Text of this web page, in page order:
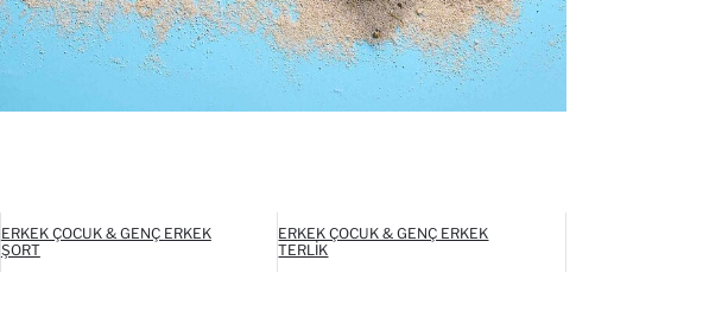
ERKEK ÇOCUK & GENÇ ERKEK
ŞORT
ERKEK ÇOCUK & GENÇ ERKEK
TERLIK